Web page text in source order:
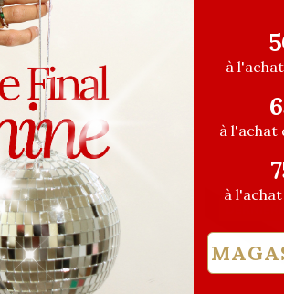
CHANCE
à
à l'achat
à